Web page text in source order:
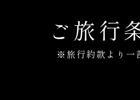
ご旅行
※旅行約款より一